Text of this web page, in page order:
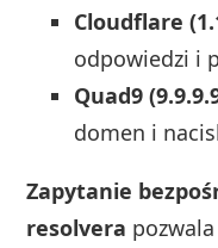
Cloudflare
odpowiedzi i
Quad9
domen i
Zapytanie
resolvera